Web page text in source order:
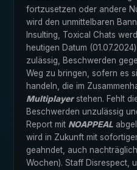
fortzusetzen oder andere
wird den unmittelbaren
Insulting, Toxical Chats
heutigen Datum
zulässig, Beschwerden
Weg zu bringen, sofern es
handeln, die im
Multiplayerstehen. Fehlt
Beschwerden unzulässig
Report mit NOAPPEAL
wird in Zukunft mit
geahndet, auch
Wochen). Staff Disrespect,